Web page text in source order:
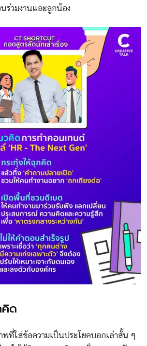
ร่วมงานและลูกน้อง
คิด
ที่ใส่ข้อความเป็นประโยคบอกเล่าสั้น ๆ